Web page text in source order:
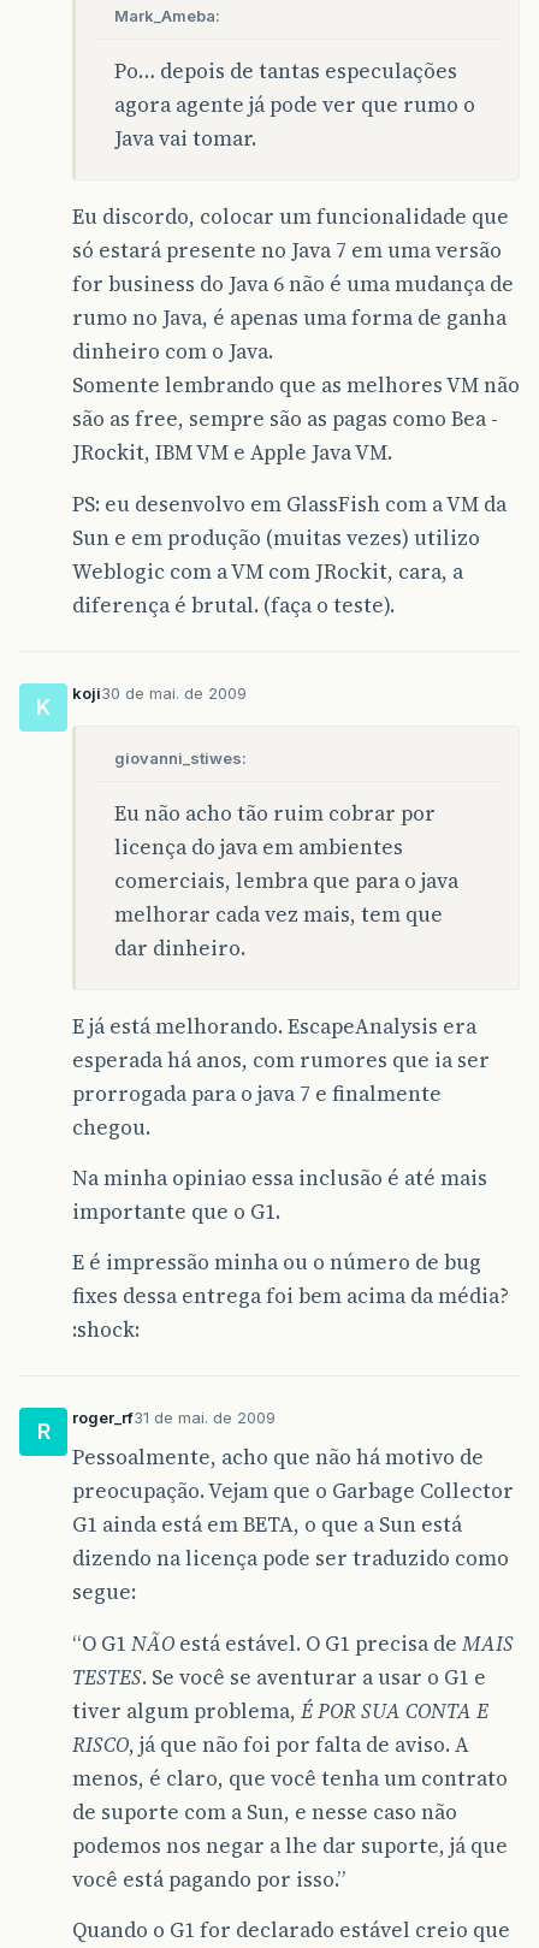
Mark_Ameba:
Po… depois de tantas especulações
agora agente já pode ver que rumo o
Java vai tomar.
Eu discordo, colocar um funcionalidade que
só estará presente no Java 7 em uma versão
for business do Java 6 não é uma mudança de
rumo no Java, é apenas uma forma de ganha
dinheiro com o Java.
Somente lembrando que as melhores VM não
são as free, sempre são as pagas como Bea -
JRockit, IBM VM e Apple Java VM.
PS: eu desenvolvo em GlassFish com a VM da
Sun e em produção (muitas vezes) utilizo
Weblogic com a VM com JRockit, cara, a
diferença é brutal. (faça o teste).
K
koji30 de mai. de 2009
giovanni_stiwes:
Eu não acho tão ruim cobrar por
licença do java em ambientes
comerciais, lembra que para o java
melhorar cada vez mais, tem que
dar dinheiro.
E já está melhorando. EscapeAnalysis era
esperada há anos, com rumores que ia ser
prorrogada para o java 7 e finalmente
chegou.
Na minha opiniao essa inclusão é até mais
importante que o G1.
E é impressão minha ou o número de bug
fixes dessa entrega foi bem acima da média?
:shock:
R
roger_rf31 de mai. de 2009
Pessoalmente, acho que não há motivo de
preocupação. Vejam que o Garbage Collector
G1 ainda está em BETA, o que a Sun está
dizendo na licença pode ser traduzido como
segue:
“O G1 NÃO está estável. O G1 precisa deMAIS
TESTES. Se você se aventurar a usar o G1 e
tiver algum problema, É POR SUA CONTA E
RISCO, já que não foi por falta de aviso. A
menos, é claro, que você tenha um contrato
de suporte com a Sun, e nesse caso não
podemos nos negar a lhe dar suporte, já que
você está pagando por isso.”
Quando o G1 for declarado estável creio que